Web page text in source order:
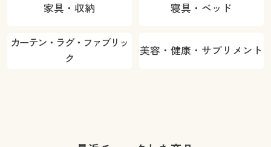
家具・収納 寝具・ベッド
カーテン・ラグ・ファブリッ
ク
美容・健康・サプリメント